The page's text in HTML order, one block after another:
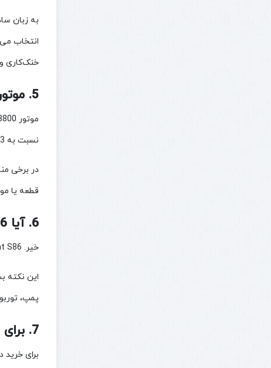
خنک‌کاری
5. موتور کوباتا V3800 برای چه دستگاه‌هایی مناسب است؟
نسبت به V2203 و V2403 حجم و گشتاور بالاتری دارد.
قطعه یا
6. آیا Bobcat S86 موتور کوباتا V3800 دارد؟
خیر. Bobcat S86 موتور کوباتا V3800 ندارد. موتور این دستگاه Bobcat D34 است که توسط HD Hyundai Infracore تولید شده است.
پمپ،
7. برای خرید قطعه موتور کوباتا چه اطلاعاتی لازم است؟
برای خرید